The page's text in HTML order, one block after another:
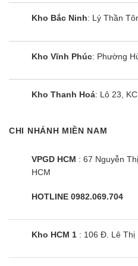
Theo độ phân giải
hình ảnh sắc nét gấp 2
dọc), hiển thị hình ảnh sắc
Mua tivi TCL giá rẻ
của hãng.
chi phí như:
Kho Bắc Ninh: Lý Thần
Kho Vĩnh Phúc: Phường
Kho Thanh Hoá: Lô 23,
CHI NHÁNH MIỀN NAM
VPGD HCM : 67 Nguyễn
HCM
HOTLINE 0982.069.704
Kho HCM 1 : 106 Đ. Lê Thị